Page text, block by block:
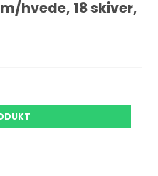
hvede, 18 skiver,